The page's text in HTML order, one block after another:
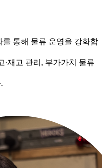
를 통해 물류 운영을 강화합
·재고 관리, 부가가치 물류